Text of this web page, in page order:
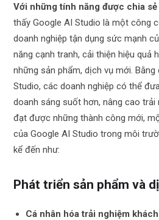
Với những tính năng được chia
thấy Google AI Studio là một công
doanh nghiệp tận dụng sức mạnh
năng cạnh tranh, cải thiện hiệu quả
những sản phẩm, dịch vụ mới.
Studio, các doanh nghiệp có thể
doanh sáng suốt hơn, nâng cao trải
đạt được những thành công mới,
của Google AI Studio trong môi
kể đến như:
Phát triển sản phẩm và
Cá nhân hóa trải nghiệm